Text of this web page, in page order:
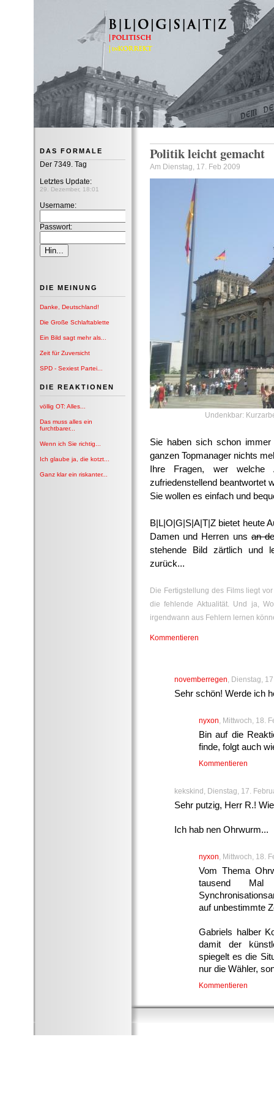
DAS FORMALE
Der 7349. Tag
Letztes Update:
29. Dezember, 18:01
Username:
Passwort:
DIE MEINUNG
Danke, Deutschland!
Die Große Schlaftablette
Ein Bild sagt mehr als...
Zeit für Zuversicht
SPD - Sexiest Partei...
DIE REAKTIONEN
völlig OT: Alles...
Das muss alles ein
furchtbarer...
Wenn ich Sie richtig...
Ich glaube ja, die kotzt...
Ganz klar ein riskanter...
Politik leicht gemacht
Am Dienstag, 17. Feb 2009
Undenkbar:
Sie haben sich schon
ganzen Topmanager nichts
Ihre Fragen, wer welche
zufriedenstellend beantwortet
Sie wollen es einfach und
B|L|O|G|S|A|T|Z bietet heute
Damen und Herren unsan
stehende Bild zärtlich und
zurück...
Die Fertigstellung des Films liegt
die fehlende Aktualität. Und ja,
irgendwann aus Fehlern lernen
Kommentieren
novemberregen, Dienstag,
Sehr schön! Werde ich
nyxon, Mittwoch, 18.
Bin auf die
finde, folgt auch
Kommentieren
kekskind, Dienstag, 17.
Sehr putzig, Herr R.!
Ich hab nen Ohrwurm...
nyxon, Mittwoch, 18.
Vom Thema
tausend
auf unbestimmte
Gabriels halber
damit der
spiegelt es die
nur die Wähler,
Kommentieren